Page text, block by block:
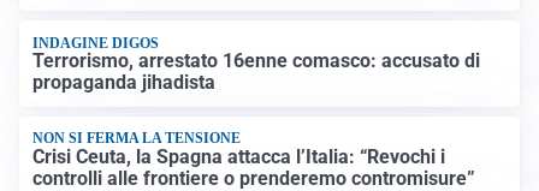
INDAGINE DIGOS
Terrorismo, arrestato 16enne comasco: accusato di
propaganda jihadista
NON SI FERMA LA TENSIONE
Crisi Ceuta, la Spagna attacca l’Italia: “Revochi i
controlli alle frontiere o prenderemo contromisure”